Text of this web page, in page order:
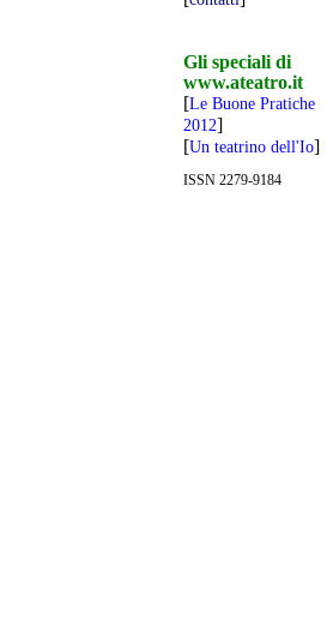
Gli speciali di
www.ateatro.it
[Le Buone Pratiche
2012]
[Un teatrino dell'Io]
ISSN 2279-9184